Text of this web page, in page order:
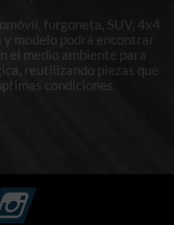
furgoneta, SUV, 4x4
modelo podrá encontrar
el medio ambiente para
reutilizando piezas que
condiciones.
Instagram